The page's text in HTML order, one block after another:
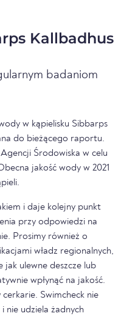
Kallbadhus
badaniom
w kąpielisku Sibbarps
do bieżącego raportu.
Środowiska w celu
jakość wody w 2021
i daje kolejny punkt
przy odpowiedzi na
Prosimy również o
władz regionalnych,
jak ulewne deszcze lub
wpłynąć na jakość.
Swimcheck nie
nie udziela żadnych